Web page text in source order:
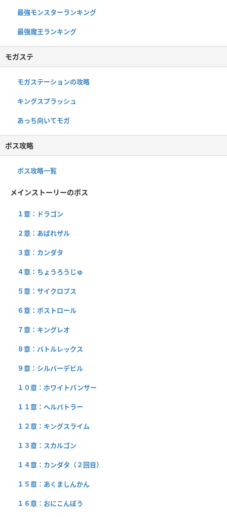
最強モンスターランキング
最強魔王ランキング
モガステ
モガステーションの攻略
キングスプラッシュ
あっち向いてモガ
ボス攻略
ボス攻略一覧
メインストーリーのボス
１章：ドラゴン
２章：あばれザル
３章：カンダタ
４章：ちょうろうじゅ
５章：サイクロプス
６章：ボストロール
７章：キングレオ
８章：バトルレックス
９章：シルバーデビル
１０章：ホワイトパンサー
１１章：ヘルバトラー
１２章：キングスライム
１３章：スカルゴン
１４章：カンダタ（２回目）
１５章：あくましんかん
１６章：おにこんぼう